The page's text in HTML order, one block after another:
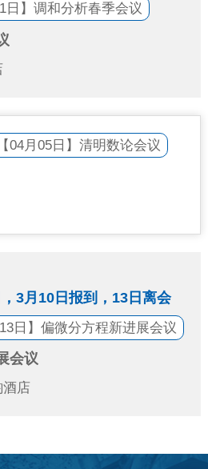
日】调和分析春季会议
【04月05日】清明数论会议
3月10日报到，13日离会
日】偏微分方程新进展会议
会议
酒店